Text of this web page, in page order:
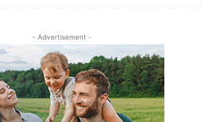
- Advertisement -